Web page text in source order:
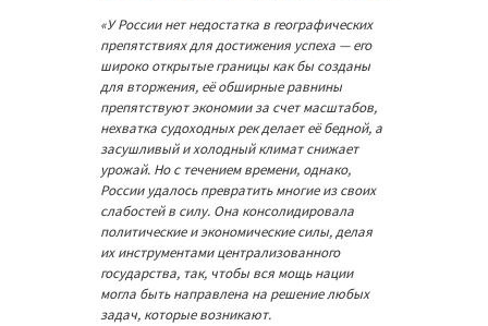
«У России нет недостатка в географических
препятствиях для достижения успеха — его
широко открытые границы как бы созданы
для вторжения, её обширные равнины
препятствуют экономии за счет масштабов,
нехватка судоходных рек делает её бедной, а
засушливый и холодный климат снижает
урожай. Но с течением времени, однако,
России удалось превратить многие из своих
слабостей в силу. Она консолидировала
политические и экономические силы, делая
их инструментами централизованного
государства, так, чтобы вся мощь нации
могла быть направлена на решение любых
задач, которые возникают.